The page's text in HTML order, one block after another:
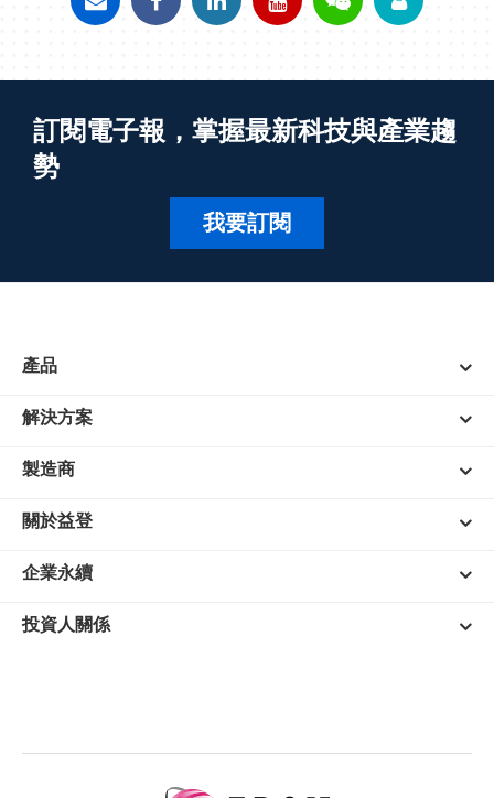
訂閱電子報，掌握最新科技與產業趨
勢
我要訂閱
產品
解決方案
製造商
關於益登
企業永續
投資人關係